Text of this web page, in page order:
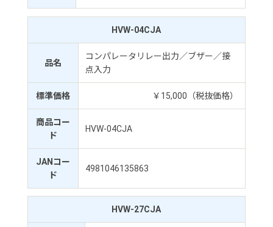
HVW-04CJA
品名
コンパレータリレー出力／ブザー／接
点入力
標準価格 ￥15,000（税抜価格）
商品コー
ド
HVW-04CJA
JANコー
ド
4981046135863
HVW-27CJA